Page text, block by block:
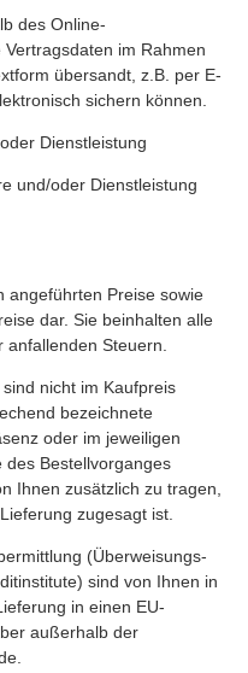
des Online-
im Rahmen
übersandt, z.B. per E-
sichern können.
Dienstleistung
und/oder Dienstleistung
angeführten Preise sowie
dar. Sie beinhalten alle
Steuern.
nicht im Kaufpreis
bezeichnete
oder im jeweiligen
Bestellvorganges
Ihnen zusätzlich zu tragen,
zugesagt ist.
(Überweisungs-
sind von Ihnen in
in einen EU-
außerhalb der